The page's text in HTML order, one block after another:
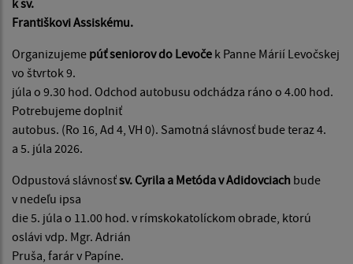
Františkovi Assiskému.
Organizujeme púť seniorov do Levoče k Panne Márií Levočskej
vo štvrtok 9.
júla o 9.30 hod. Odchod autobusu odchádza ráno o 4.00 hod.
Potrebujeme doplniť
autobus. (Ro 16, Ad 4, VH 0). Samotná slávnosť bude teraz 4.
a 5. júla 2026.
Odpustová slávnosťsv. Cyrila a Metóda v Adidovciach bude
v nedeľu ipsa
die 5. júla o 11.00 hod. v rímskokatolíckom obrade, ktorú
oslávi vdp. Mgr. Adrián
Pruša, farár v Papíne.